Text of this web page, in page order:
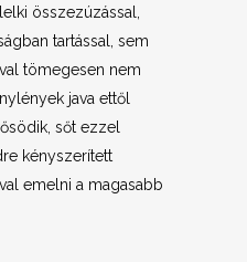
összezúzással,
tartással, sem
tömegesen nem
java ettől
sőt ezzel
kényszerített
emelni a magasabb